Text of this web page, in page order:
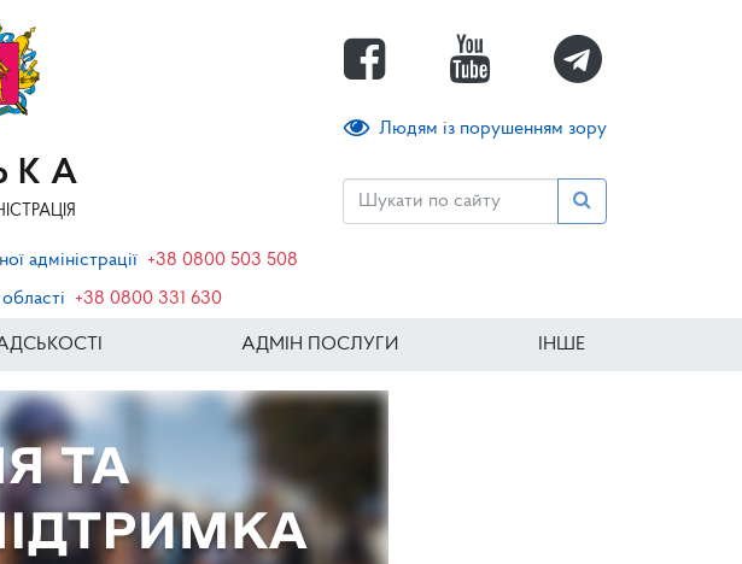
Людям із порушенням зору
адміністрації +38 0800 503 508
+38 0800 331 630
АДМІН ПОСЛУГИ ІНШЕ